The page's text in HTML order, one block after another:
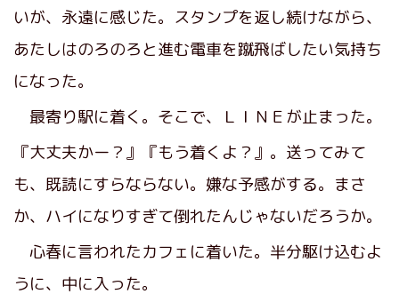
いが、永遠に感じた。スタンプを返し続けながら、
あたしはのろのろと進む電車を蹴飛ばしたい気持ち
になった。
最寄り駅に着く。そこで、ＬＩＮＥが止まった。
『大丈夫かー？』『もう着くよ？』。送ってみて
も、既読にすらならない。嫌な予感がする。まさ
か、ハイになりすぎて倒れたんじゃないだろうか。
心春に言われたカフェに着いた。半分駆け込むよ
うに、中に入った。